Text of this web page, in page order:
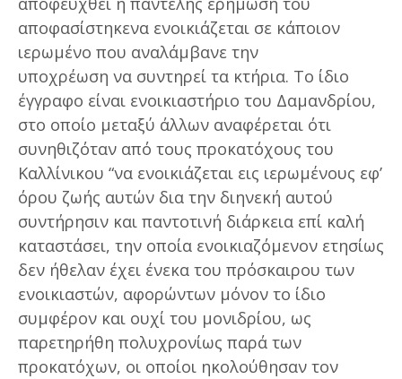
αποφασίστηκενα ενοικιάζεται σε κάποιον
ιερωμένο που αναλάμβανε την
υποχρέωση να συντηρεί τα κτήρια. Το ίδιο
έγγραφο είναι ενοικιαστήριο του Δαμανδρίου,
στο οποίο μεταξύ άλλων αναφέρεται ότι
συνηθιζόταν από τους προκατόχους του
Καλλίνικου “να ενοικιάζεται εις ιερωμένους εφ’
όρου ζωής αυτών δια την διηνεκή αυτού
συντήρησιν και παντοτινή διάρκεια επί καλή
καταστάσει, την οποία ενοικιαζόμενον ετησίως
δεν ήθελαν έχει ένεκα του πρόσκαιρου των
ενοικιαστών, αφορώντων μόνον το ίδιο
συμφέρον και ουχί του μονιδρίου, ως
παρετηρήθη πολυχρονίως παρά των
προκατόχων, οι οποίοι ηκολούθησαν τον